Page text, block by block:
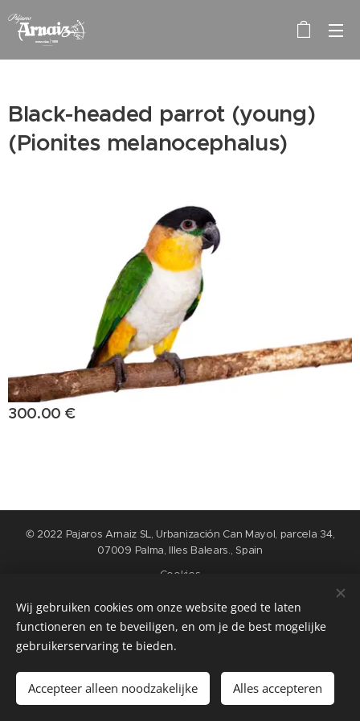
Black-headed parrot (young)
(Pionites melanocephalus)
300.00 €
Add to cart
© 2022 Pajaros Arnaiz SL, Urbanización Can Mayol, parcela 34,
07009 Palma, Illes Balears., Spain
Cookies
Languages
Nederlands
English Español Français
Wij gebruiken cookies om onze website goed te laten
functioneren en te beveiligen, en om je de best mogelijke
gebruikerservaring te bieden.
Accepteer alleen noodzakelijke Alles accepteren